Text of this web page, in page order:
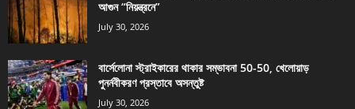
আগুন “নিয়ন্ত্রনে”
July 30, 2026
বার্সেলোনা স্ট্রাইকারের থাকার সম্ভাবনা 50-50, খেলোয়াড়
পুনর্নবীকরণ প্রস্তাবে অসন্তুষ্ট
July 30, 2026